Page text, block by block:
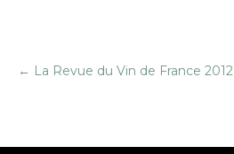
← La Revue du Vin de France 2012